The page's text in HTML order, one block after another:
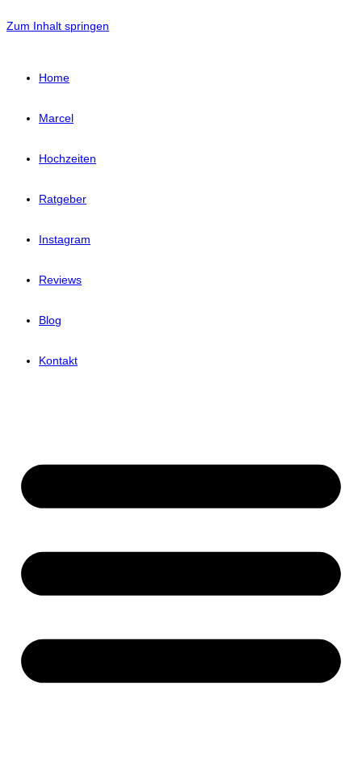
Zum Inhalt springen
Home
Marcel
Hochzeiten
Ratgeber
Instagram
Reviews
Blog
Kontakt